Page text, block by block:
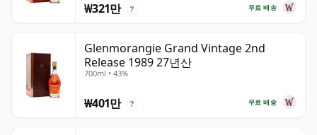
무료 배송
₩321만 ?
Glenmorangie Grand Vintage 2nd
Release 1989 27년산
700ml • 43%
무료 배송
₩401만 ?